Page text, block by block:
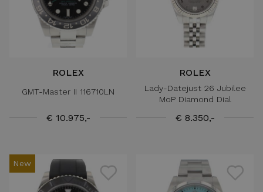
ROLEX
GMT-Master II 116710LN
€ 10.975,-
ROLEX
Lady-Datejust 26 Jubilee
MoP Diamond Dial
€ 8.350,-
New